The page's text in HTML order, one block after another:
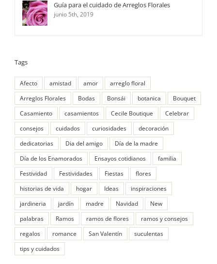
Guía para el cuidado de Arreglos Florales
junio 5th, 2019
Tags
Afecto amistad amor
arreglo floral
Arreglos Florales
Bodas Bonsái botanica
Bouquet
Casamiento
casamientos Cecile Boutique
Celebrar
consejos
cuidados curiosidades
decoración
dedicatorias
Dia del amigo
Día de la madre
Día de los Enamorados
Ensayos cotidianos
familia
Festividad
Festividades Fiestas
flores
historias de vida
hogar Ideas
inspiraciones
jardineria
jardín madre Navidad
New
palabras
Ramos ramos de flores
ramos y consejos
regalos
romance San Valentín
suculentas
tips y cuidados